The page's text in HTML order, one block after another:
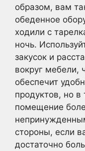
образом, вам
обеденное
ходили с
ночь.
закусок и
вокруг мебели,
обеспечит
продуктов, но
помещение
стороны, если
достаточно